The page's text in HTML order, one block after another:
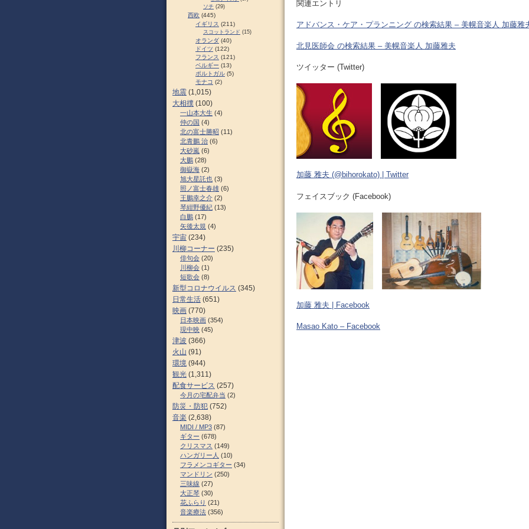
関連エントリ
アドバンス・ケア・プランニング の検索結果 – 美幌音楽人 加藤雅
北見医師会 の検索結果 – 美幌音楽人 加藤雅夫
ツイッター (Twitter)
加藤 雅夫 (@bihorokato) | Twitter
フェイスブック (Facebook)
加藤 雅夫 | Facebook
Masao Kato – Facebook
ソチ (29)
西欧 (445)
イギリス (211)
スコットランド (15)
オランダ (40)
ドイツ (122)
フランス (121)
ベルギー (13)
ポルトガル (5)
モナコ (2)
地震 (1,015)
大相撲 (100)
一山本大生 (4)
仲の国 (4)
北の富士勝昭 (11)
北青鵬 治 (6)
大砂嵐 (6)
大鵬 (28)
御嶽海 (2)
旭大星託也 (3)
照ノ富士春雄 (6)
王鵬幸之介 (2)
琴紺野優紀 (13)
白鵬 (17)
矢後太規 (4)
宇宙 (234)
川柳コーナー (235)
俳句会 (20)
川柳会 (1)
短歌会 (8)
新型コロナウイルス (345)
日常生活 (651)
映画 (770)
日本映画 (354)
現中映 (45)
津波 (366)
火山 (91)
環境 (944)
観光 (1,311)
配食サービス (257)
今月の宅配弁当 (2)
防災・防犯 (752)
音楽 (2,638)
MIDI / MP3 (87)
ギター (678)
クリスマス (149)
ハンガリー人 (10)
フラメンコギター (34)
マンドリン (250)
三味線 (27)
大正琴 (30)
花ふらり (21)
音楽療法 (356)